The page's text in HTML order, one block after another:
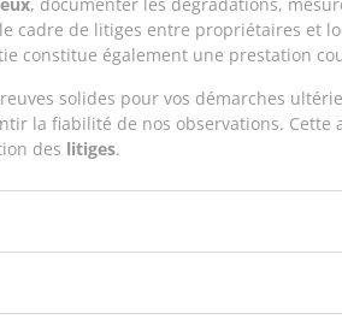
, documenter les dégradations,
cadre de litiges entre propriétaires et
constitue également une prestation
solides pour vos démarches
la fiabilité de nos observations.
des litiges.